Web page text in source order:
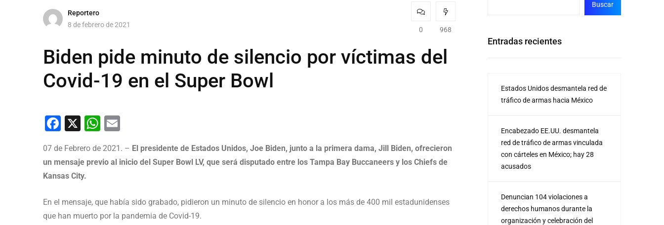
Reportero
8 de febrero de 2021
0 968
Biden pide minuto de silencio por víctimas del
Covid-19 en el Super Bowl
Facebook
X WhatsApp
07 de Febrero de 2021. – El presidente de Estados Unidos, Joe Biden, junto a la primera dama, Jill Biden, ofrecieron
un mensaje previo al inicio del Super Bowl LV, que será disputado entre los Tampa Bay Buccaneers y los Chiefs de
Kansas City.
En el mensaje, que había sido grabado, pidieron un minuto de silencio en honor a los más de 400 mil estadunidenses
que han muerto por la pandemia de Covid-19.
Buscar
Entradas recientes
Estados Unidos desmantela red de
tráfico de armas hacia México
Encabezado EE.UU. desmantela
red de tráfico de armas vinculada
con cárteles en México; hay 28
acusados
Denuncian 104 violaciones a
derechos humanos durante la
organización y celebración del